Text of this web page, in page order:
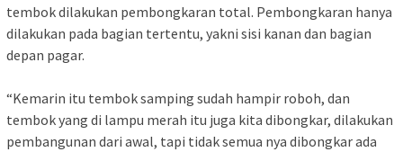
tembok dilakukan pembongkaran total. Pembongkaran hanya
dilakukan pada bagian tertentu, yakni sisi kanan dan bagian
depan pagar.
‎“Kemarin itu tembok samping sudah hampir roboh, dan
tembok yang di lampu merah itu juga kita dibongkar, dilakukan
pembangunan dari awal, tapi tidak semua nya dibongkar ada